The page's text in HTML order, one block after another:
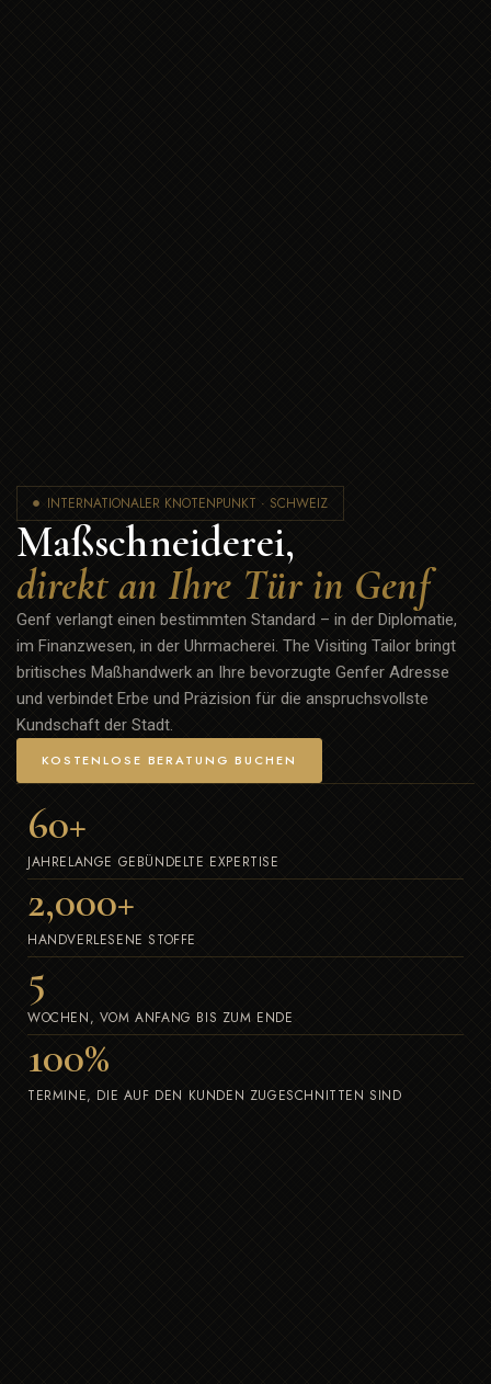
INTERNATIONALER KNOTENPUNKT · SCHWEIZ
Maßschneiderei,
direkt an Ihre Tür in Genf
Genf verlangt einen bestimmten Standard – in der Diplomatie,
im Finanzwesen, in der Uhrmacherei. The Visiting Tailor bringt
britisches Maßhandwerk an Ihre bevorzugte Genfer Adresse
und verbindet Erbe und Präzision für die anspruchsvollste
Kundschaft der Stadt.
KOSTENLOSE BERATUNG BUCHEN
JAHRELANGE GEBÜNDELTE EXPERTISE
60+
HANDVERLESENE STOFFE
2,000+
WOCHEN, VOM ANFANG BIS ZUM ENDE
5
TERMINE, DIE AUF DEN KUNDEN ZUGESCHNITTEN SIND
100%